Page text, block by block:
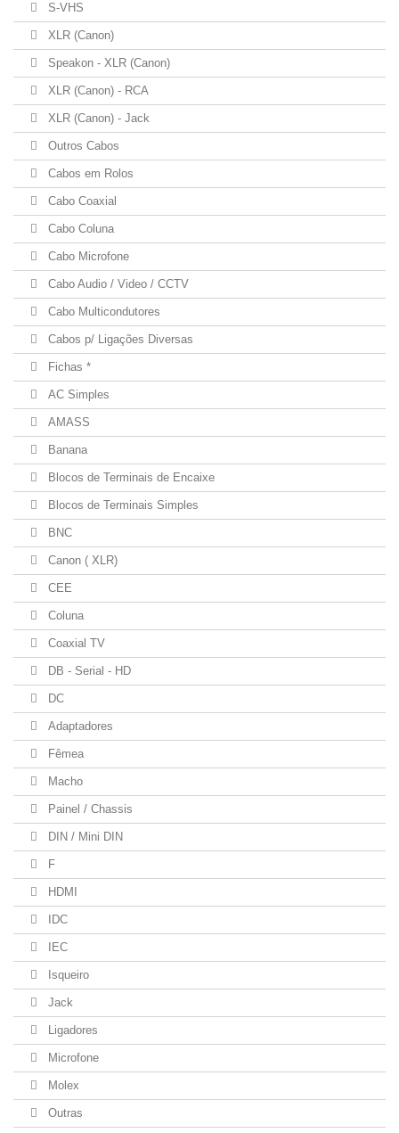
S-VHS
XLR (Canon)
Speakon - XLR (Canon)
XLR (Canon) - RCA
XLR (Canon) - Jack
Outros Cabos
Cabos em Rolos
Cabo Coaxial
Cabo Coluna
Cabo Microfone
Cabo Audio / Video / CCTV
Cabo Multicondutores
Cabos p/ Ligações Diversas
Fichas *
AC Simples
AMASS
Banana
Blocos de Terminais de Encaixe
Blocos de Terminais Simples
BNC
Canon ( XLR)
CEE
Coluna
Coaxial TV
DB - Serial - HD
DC
Adaptadores
Fêmea
Macho
Painel / Chassis
DIN / Mini DIN
F
HDMI
IDC
IEC
Isqueiro
Jack
Ligadores
Microfone
Molex
Outras